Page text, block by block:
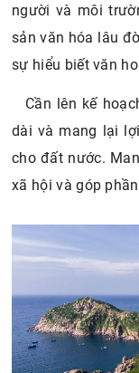
người và môi
sản văn hóa lâu
sự hiểu biết văn
Cần lên kế
dài và mang lại
cho đất nước.
xã hội và góp